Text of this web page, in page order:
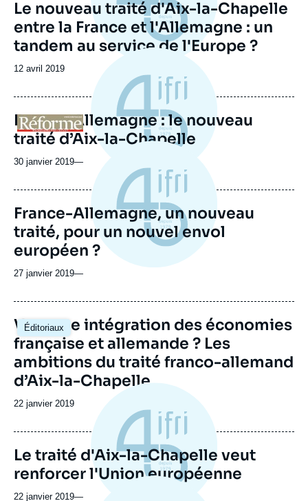
Le nouveau traité d'Aix-la-Chapelle
entre la France et l'Allemagne : un
tandem au service de l'Europe ?
Date
publication
12 avril 2019
Logo
France-Allemagne : le nouveau
traité d’Aix-la-Chapelle
30 janvier 2019—
France-Allemagne, un nouveau
traité, pour un nouvel envol
européen ?
27 janvier 2019—
Éditoriaux
Image
principale
Vers une intégration des économies
française et allemande ? Les
ambitions du traité franco-allemand
d’Aix-la-Chapelle
Date
publication
22 janvier 2019
Le traité d'Aix-la-Chapelle veut
renforcer l'Union européenne
22 janvier 2019—